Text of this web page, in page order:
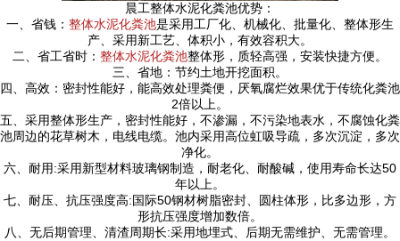
晨工整体水泥化粪池优势：
一、省钱： 整体水泥化粪池是采用工厂化、机械化、批量化、整体形生
产、采用新工艺、体积小，有效容积大。
二、省工省时： 整体水泥化粪池整体形，质轻高强，安装快捷方便。
三、省地：节约土地开挖面积。
四、高效：密封性能好，能高效处理粪便，厌氧腐烂效果优于传统化粪池
2倍以上。
五、采用整体形生产，密封性能好，不渗漏，不污染地表水，不腐蚀化粪
池周边的花草树木，电线电缆。池内采用高位虹吸导疏，多次沉淀，多次
净化。
六、耐用:采用新型材料玻璃钢制造，耐老化、耐酸碱，使用寿命长达50
年以上。
七、耐压、抗压强度高:国际50钢材树脂密封、圆柱体形，比多边形，方
形抗压强度增加数倍。
八、无后期管理、清渣周期长:采用地埋式、后期无需维护、无需管理。